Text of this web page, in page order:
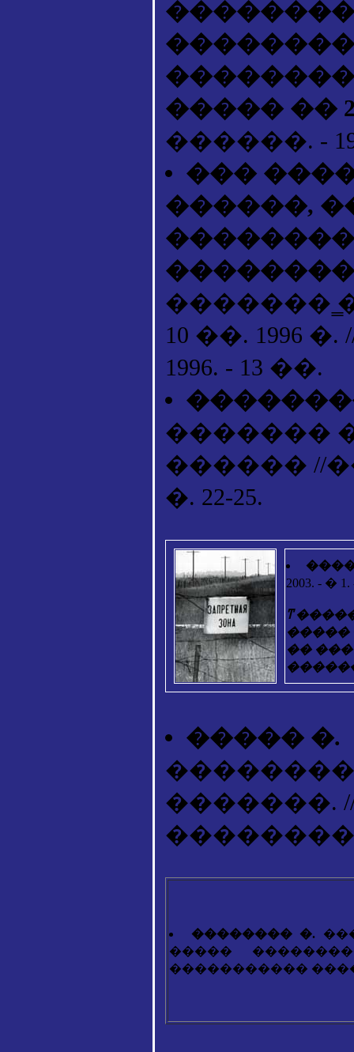
��������
����� ��
������. -
���
������,
�������
10 ��. 1996
1996. - 13 ��.
�������
������ //
�. 22-25.
2003. - �
ͳ
�����
��
����� �.
�������.
��������. -
�������� �.
�����
�����������